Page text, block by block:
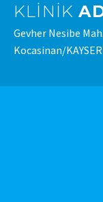
KLINIK
Gevher Nesibe
Kocasinan/